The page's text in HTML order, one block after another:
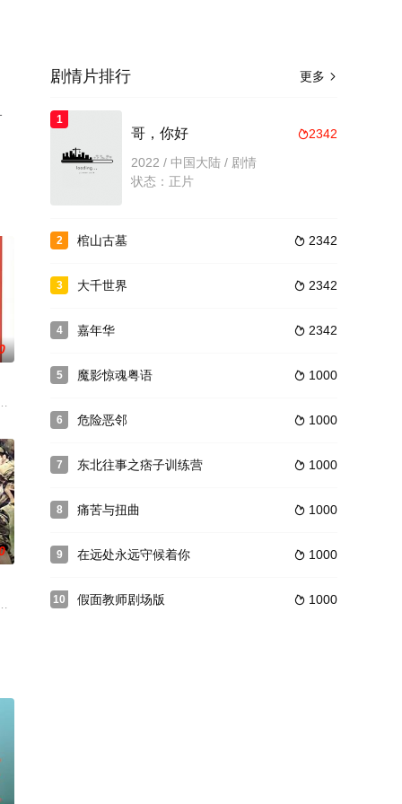
鬼扛责任的尴尬局面。富家女
助（叶山正雄 饰）上学。即将毕业的良助经老师开导，决定继续
军步兵463联队遭八路军毁灭性围歼，全员团灭，代表日军荣耀的军旗不知
更多 
剧情片排行
1
2342
哥，你好
2022 / 中国大陆 / 剧情
状态：正片
2  2342
棺山古墓
3  2342
大千世界
4  2342
嘉年华
5  1000
魔影惊魂粤语
6  1000
危险恶邻
7  1000
东北往事之痞子训练营
8  1000
痛苦与扭曲
9  1000
在远处永远守候着你
10  1000
假面教师剧场版